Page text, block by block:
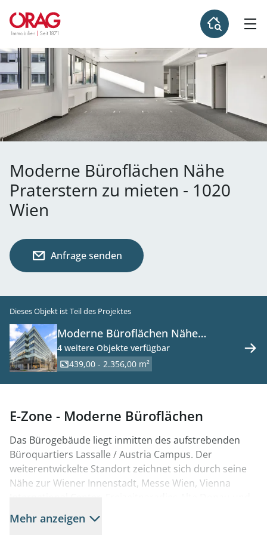
Moderne Büroflächen Nähe
Praterstern zu mieten - 1020
Wien
Anfrage senden
Dieses Objekt ist Teil des Projektes
Moderne Büroflächen Nähe
Praterstern zu mieten - 1020 Wien
4 weitere Objekte verfügbar
439,00 - 2.356,00 m²
E-Zone - Moderne Büroflächen
Das Bürogebäude liegt inmitten des aufstrebenden
Büroquartiers Lassalle / Austria Campus. Der
weiterentwickelte Standort zeichnet sich durch seine
Nähe zur Wiener Innenstadt, Messe Wien, Vienna
zur Donauinsel sowie zum Verkehrsknotenpunkt
Praterstern mit U-Bahn-Anbindung (U1, U2), Anschluss
Mehr anzeigen